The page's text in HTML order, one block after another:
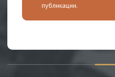
публикации.